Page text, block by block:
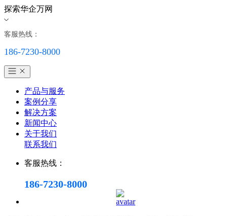
探索华企万网
客服热线：
186-7230-8000
产品与服务
案例分享
解决方案
新闻中心
关于我们
联系我们
客服热线：
186-7230-8000